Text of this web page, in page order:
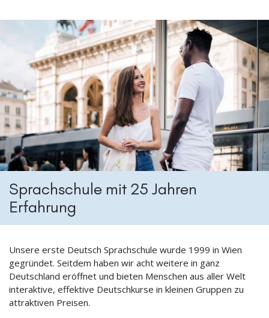
Sprachschule mit 25 Jahren
Erfahrung
Unsere erste Deutsch Sprachschule wurde 1999 in Wien
gegründet. Seitdem haben wir acht weitere in ganz
Deutschland eröffnet und bieten Menschen aus aller Welt
interaktive, effektive Deutschkurse in kleinen Gruppen zu
attraktiven Preisen.